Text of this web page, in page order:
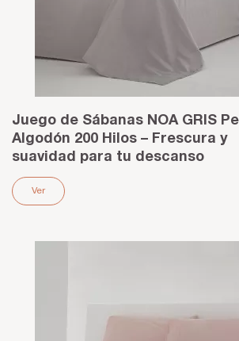
Juego de Sábanas NOA GRIS
Algodón 200 Hilos – Frescura y
suavidad para tu descanso
Ver